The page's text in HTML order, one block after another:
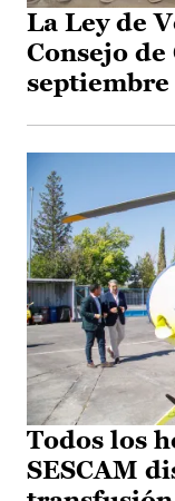
La Ley de
Consejo
septiembre
Todos los
SESCAM